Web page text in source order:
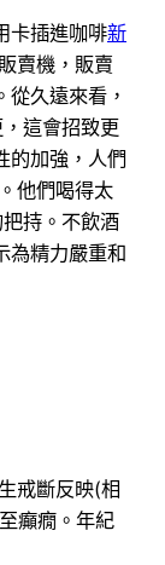
卡插進咖啡新
賣機，販賣
久遠來看，
這會招致更
的加強，人們
他們喝得太
持。不飲酒
為精力嚴重和
戒斷反映(相
癲癇。年紀